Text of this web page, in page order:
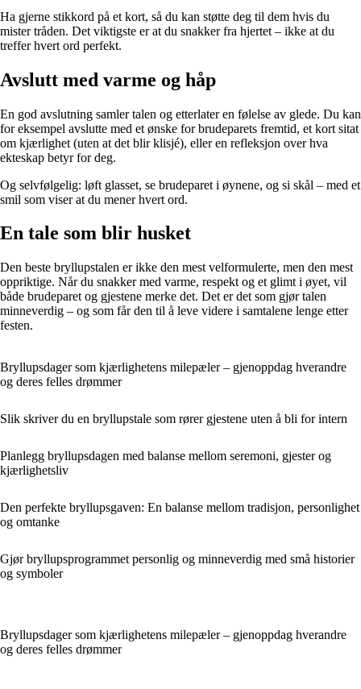
Ha gjerne stikkord på et kort, så du kan støtte deg til dem hvis du
mister tråden. Det viktigste er at du snakker fra hjertet – ikke at du
treffer hvert ord perfekt.
Avslutt med varme og håp
En god avslutning samler talen og etterlater en følelse av glede. Du kan
for eksempel avslutte med et ønske for brudeparets fremtid, et kort sitat
om kjærlighet (uten at det blir klisjé), eller en refleksjon over hva
ekteskap betyr for deg.
Og selvfølgelig: løft glasset, se brudeparet i øynene, og si skål – med et
smil som viser at du mener hvert ord.
En tale som blir husket
Den beste bryllupstalen er ikke den mest velformulerte, men den mest
oppriktige. Når du snakker med varme, respekt og et glimt i øyet, vil
både brudeparet og gjestene merke det. Det er det som gjør talen
minneverdig – og som får den til å leve videre i samtalene lenge etter
festen.
Bryllupsdager som kjærlighetens milepæler – gjenoppdag hverandre
og deres felles drømmer
Slik skriver du en bryllupstale som rører gjestene uten å bli for intern
Planlegg bryllupsdagen med balanse mellom seremoni, gjester og
kjærlighetsliv
Den perfekte bryllupsgaven: En balanse mellom tradisjon, personlighet
og omtanke
Gjør bryllupsprogrammet personlig og minneverdig med små historier
og symboler
Bryllupsdager som kjærlighetens milepæler – gjenoppdag hverandre
og deres felles drømmer